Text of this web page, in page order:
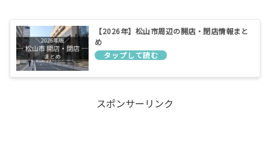
【2026年】松山市周辺の開店・閉店情報まと
め
スポンサーリンク